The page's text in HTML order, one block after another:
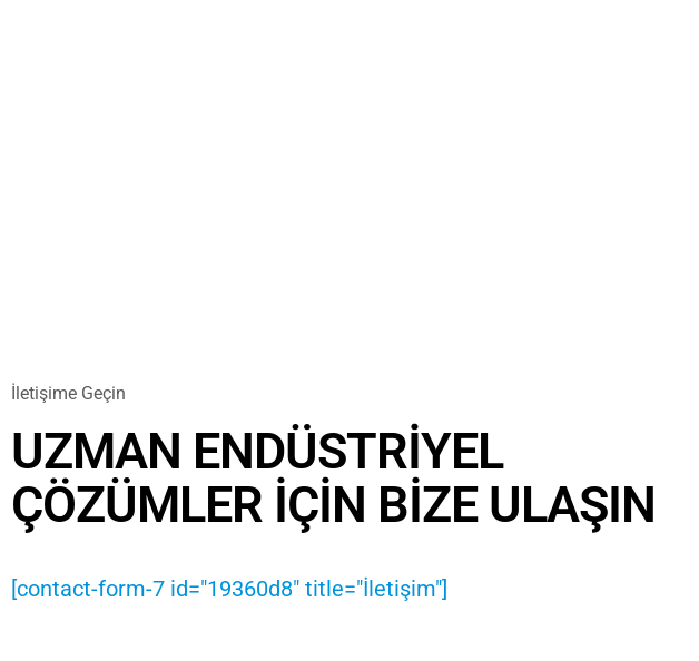
etişime Geçin
UZMAN ENDÜSTRIYEL
ÇÖZÜMLER İÇIN BIZE ULAŞIN
[contact-form-7 id="19360d8" title="İletişim"]